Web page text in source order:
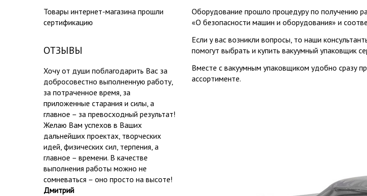
Товары интернет-магазина прошли
сертификацию
ОТЗЫВЫ
Хочу от души поблагодарить Вас за
добросовестно выполненную работу,
за потраченное время, за
приложенные старания и силы, а
главное – за превосходный результат!
Желаю Вам успехов в Ваших
дальнейших проектах, творческих
идей, физических сил, терпения, а
главное – времени. В качестве
выполнения работы можно не
сомневаться – оно просто на высоте!
Дмитрий
Оборудование прошло процедуру по получению
«О безопасности машин и оборудования» и
Если у вас возникли вопросы, то наши
помогут выбрать и купить вакуумный упаковщик
Вместе с вакуумным упаковщиком удобно сразу
ассортименте.